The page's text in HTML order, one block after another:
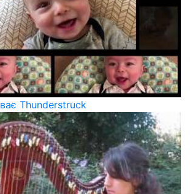
Thunderstruck